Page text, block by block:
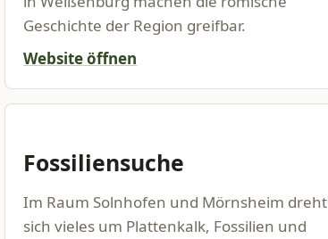
Geschichte der Region greifbar.
Website öffnen
Fossiliensuche
Im Raum Solnhofen und Mörnsheim dreht
sich vieles um Plattenkalk, Fossilien und